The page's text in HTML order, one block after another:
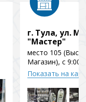
г. Тула, ул.
"Мастер"
место 105
Магазин), с 9:00
Показать на